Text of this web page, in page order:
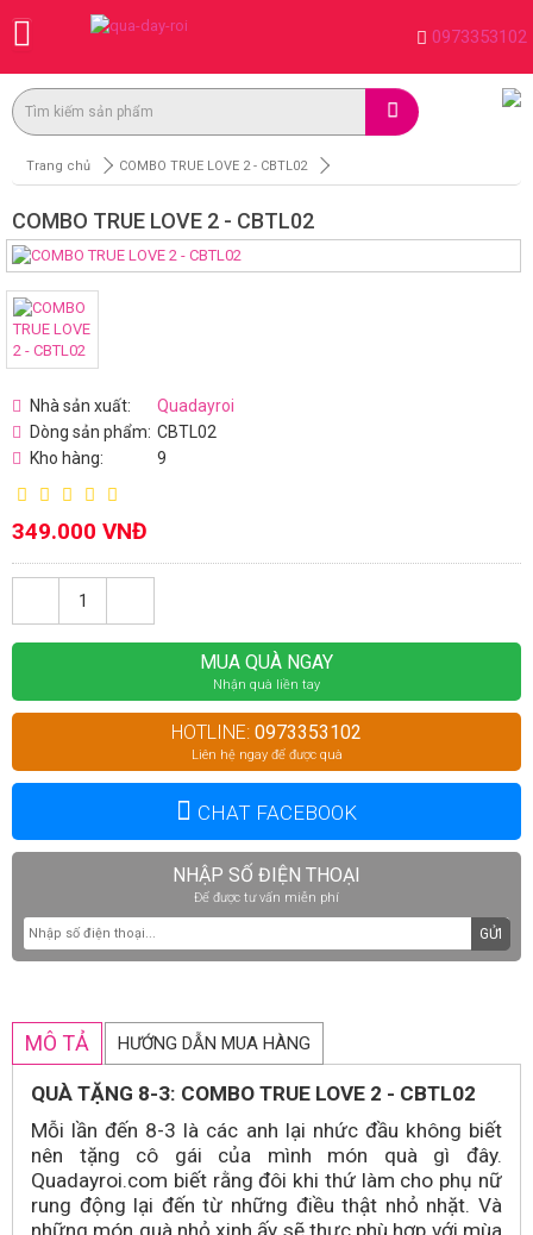
0973353102
Trang chủ COMBO TRUE LOVE 2 - CBTL02
COMBO TRUE LOVE 2 - CBTL02
Nhà sản xuất:
Quadayroi
Dòng sản phẩm: CBTL02
Kho hàng:
9
349.000 VNĐ
MUA QUÀ NGAY
Nhận quà liền tay
HOTLINE: 0973353102
Liên hệ ngay để được quà
CHAT FACEBOOK
NHẬP SỐ ĐIỆN THOẠI
Để được tư vấn miễn phí
GỬI
MÔ TẢ HƯỚNG DẪN MUA HÀNG
QUÀ TẶNG 8-3: COMBO TRUE LOVE 2 - CBTL02
Mỗi lần đến 8-3 là các anh lại nhức đầu không biết
nên tặng cô gái của mình món quà gì đây.
Quadayroi.com biết rằng đôi khi thứ làm cho phụ nữ
rung động lại đến từ những điều thật nhỏ nhặt. Và
những món quà nhỏ xinh ấy sẽ thực phù hợp với mùa